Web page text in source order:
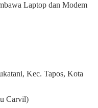
Laptop dan Modem
Kec. Tapos, Kota
Carvil)